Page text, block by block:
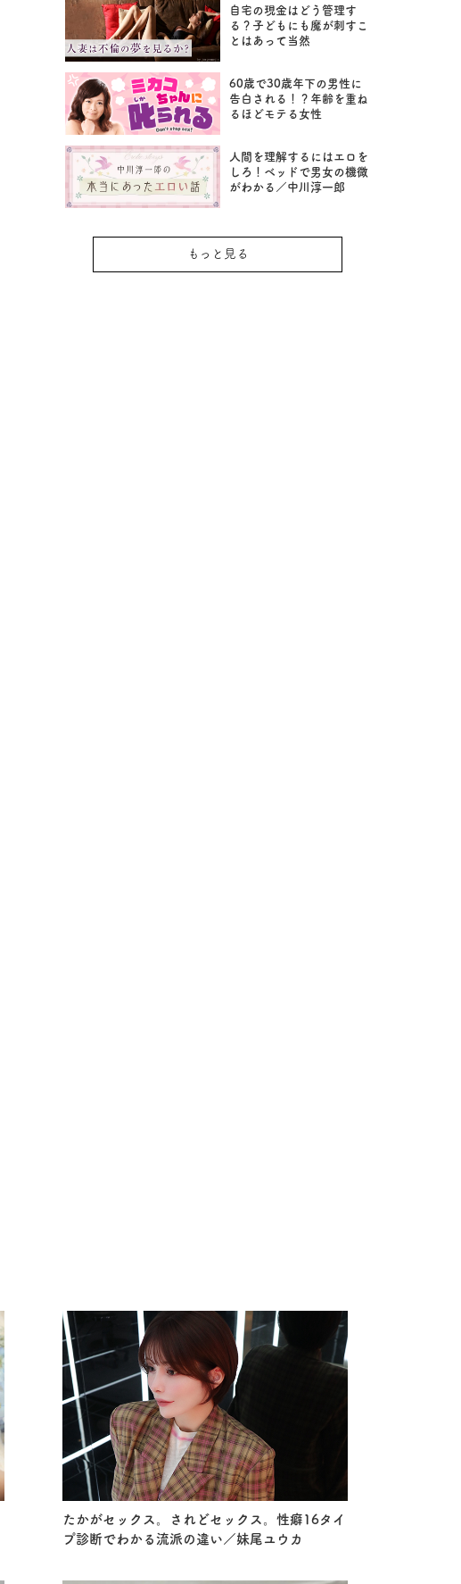
自宅の現金はどう管理す
る？子どもにも魔が刺すこ
とはあって当然
60歳で30歳年下の男性に
告白される！？年齢を重ね
るほどモテる女性
人間を理解するにはエロを
しろ！ベッドで男女の機微
がわかる／中川淳一郎
もっと見る
たかがセックス。されどセックス。性癖16タイ
プ診断でわかる流派の違い／妹尾ユウカ